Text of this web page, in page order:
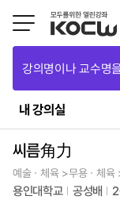
강의명이나 교수명
내 강의실
씨름角力
예술ㆍ체육 >무용ㆍ체육
용인대학교 공성배